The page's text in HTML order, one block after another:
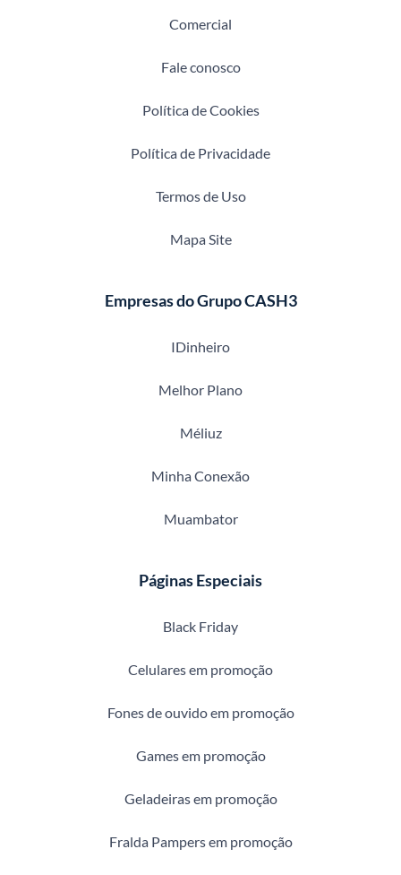
Comercial
Fale conosco
Política de Cookies
Política de Privacidade
Termos de Uso
Mapa Site
Empresas do Grupo CASH3
IDinheiro
Melhor Plano
Méliuz
Minha Conexão
Muambator
Páginas Especiais
Black Friday
Celulares em promoção
Fones de ouvido em promoção
Games em promoção
Geladeiras em promoção
Fralda Pampers em promoção